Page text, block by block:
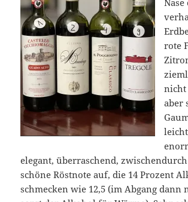
rote
nicht
aber
elegant, überraschend,
schöne Röstnote auf, die 14 Prozent
schmecken wie 12,5 (im Abgang dann